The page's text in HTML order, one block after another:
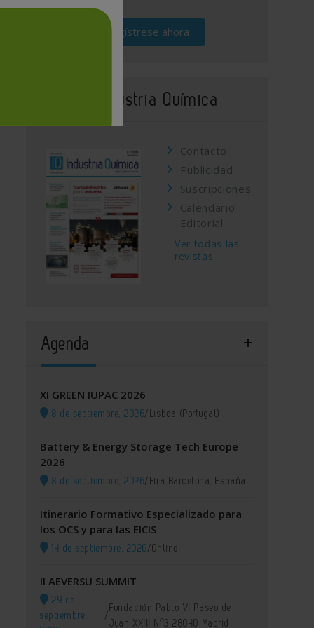
Regístrese ahora
Revista Industria Química
Contacto
Publicidad
Suscripciones
Calendario
Editorial
Ver todas las
revistas
Agenda
XI GREEN IUPAC 2026
8 de septiembre, 2026/Lisboa (Portugal)
Battery & Energy Storage Tech Europe
2026
8 de septiembre, 2026/Fira Barcelona, España
Itinerario Formativo Especializado para
los OCS y para las EICIS
14 de septiembre, 2026/Online
II AEVERSU SUMMIT
29 de
septiembre,
/
Fundación Pablo VI Paseo de
Juan XXIII Nº3 28040 Madrid